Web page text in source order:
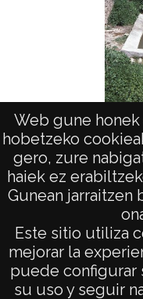
Web gune
hobetzeko
gero, zure
haiek ez
Gunean jarraitzen
Este sitio utiliza
mejorar la
puede configurar
su uso y seguir
AVISO
POLÍTICA